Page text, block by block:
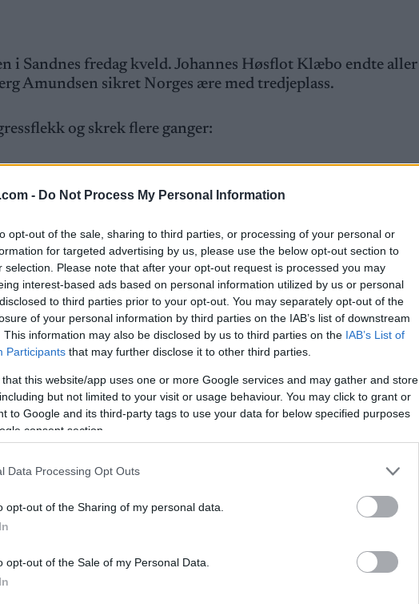
- Do Not Process My Personal Information
opt-out of the sale, sharing to third parties, or processing of your personal or
for targeted advertising by us, please use the below opt-out section to
selection. Please note that after your opt-out request is processed you may
interest-based ads based on personal information utilized by us or personal
to third parties prior to your opt-out. You may separately opt-out of the
of your personal information by third parties on the IAB’s list of downstream
This information may also be disclosed by us to third parties on the IAB’s List of
Participants that may further disclose it to other third parties.
that this website/app uses one or more Google services and may gather and store
but not limited to your visit or usage behaviour. You may click to grant or
to Google and its third-party tags to use your data for below specified purposes
consent section.
Data Processing Opt Outs
opt-out of the Sharing of my personal data.
opt-out of the Sale of my Personal Data.
i Sandnes fredag kveld. Johannes Høsflot Klæbo endte aller
Amundsen sikret Norges ære med tredjeplass.
og skrek flere ganger:
fortalte om en meget seig avslutning.
hadde faktisk ikke troen før den siste runden. Jeg måtte
ut i media
mens Petter Northug ble tatt ut av løpet.